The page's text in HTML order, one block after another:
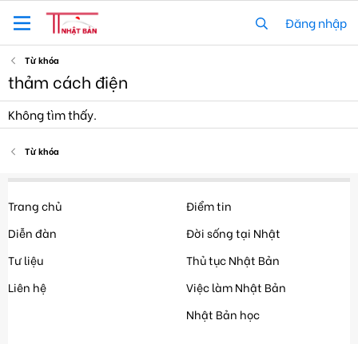
Đăng nhập
Từ khóa
thảm cách điện
Không tìm thấy.
Từ khóa
Trang chủ
Diễn đàn
Tư liệu
Liên hệ
Điểm tin
Đời sống tại Nhật
Thủ tục Nhật Bản
Việc làm Nhật Bản
Nhật Bản học